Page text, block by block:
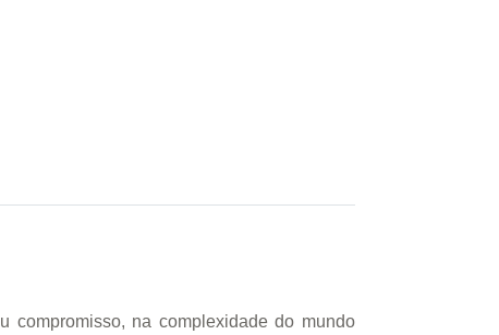
compromisso, na complexidade do mundo